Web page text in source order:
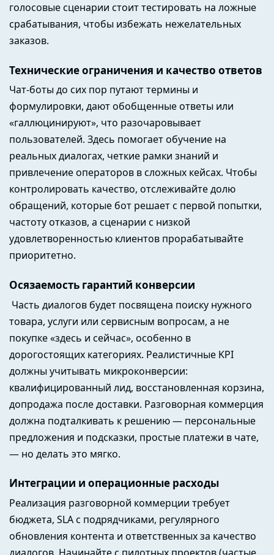
голосовые сценарии стоит тестировать на ложные
срабатывания, чтобы избежать нежелательных
заказов.
Технические ограничения и качество ответов
Чат-боты до сих пор путают термины и
формулировки, дают обобщенные ответы или
«галлюцинируют», что разочаровывает
пользователей. Здесь помогает обучение на
реальных диалогах, четкие рамки знаний и
привлечение операторов в сложных кейсах. Чтобы
контролировать качество, отслеживайте долю
обращений, которые бот решает с первой попытки,
частоту отказов, а сценарии с низкой
удовлетворенностью клиентов прорабатывайте
приоритетно.
Осязаемость гарантий конверсии
Часть диалогов будет посвящена поиску нужного
товара, услуги или сервисным вопросам, а не
покупке «здесь и сейчас», особенно в
дорогостоящих категориях. Реалистичные KPI
должны учитывать микроконверсии:
квалифицированный лид, восстановленная корзина,
допродажа после доставки. Разговорная коммерция
должна подталкивать к решению — персональные
предложения и подсказки, простые платежи в чате,
— но делать это мягко.
Интеграции и операционные расходы
Реализация разговорной коммерции требует
бюджета, SLA с подрядчиками, регулярного
обновления контента и ответственных за качество